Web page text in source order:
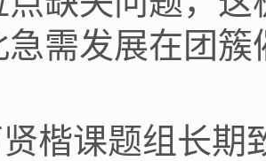
急需发展在团
楷课题组长期